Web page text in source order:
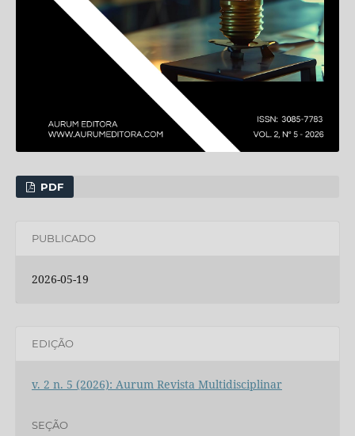
PDF
PUBLICADO
2026-05-19
EDIÇÃO
v. 2 n. 5 (2026): Aurum Revista Multidisciplinar
SEÇÃO